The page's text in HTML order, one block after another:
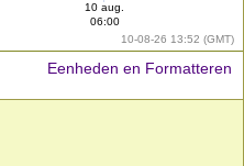
10-08-26 13:52 (GMT)
10 aug.
06:00
Eenheden en Formatteren